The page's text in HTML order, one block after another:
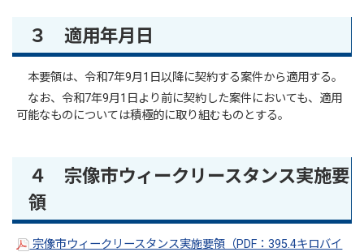
３ 適用年月日
本要領は、令和7年9月1日以降に契約する案件から適用する。
なお、令和7年9月1日より前に契約した案件においても、適用
可能なものについては積極的に取り組むものとする。
４ 宗像市ウィークリースタンス実施要
領
宗像市ウィークリースタンス実施要領（PDF：395.4キロバイ